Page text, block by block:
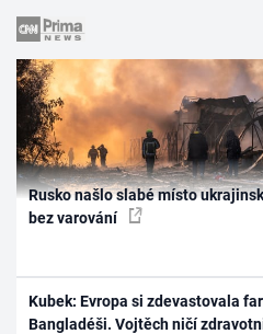
Rusko našlo slabé místo
bez varování
Kubek: Evropa si zdevastovala
Bangladéši. Vojtěch ničí